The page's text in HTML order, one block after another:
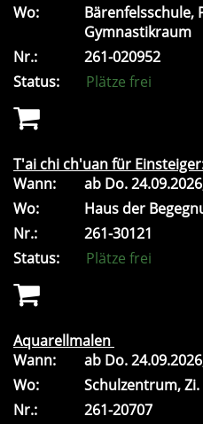
Wo:
Bärenfelsschule,
Gymnastikraum
Nr.:
261-020952
Status:
Plätze frei
T'ai chi ch'uan für
Wann:
ab Do.
Wo:
Haus der
Nr.:
261-30121
Status:
Plätze frei
Aquarellmalen
Wann:
ab Do.
Wo:
Schulzentrum, Zi.
Nr.:
261-20707